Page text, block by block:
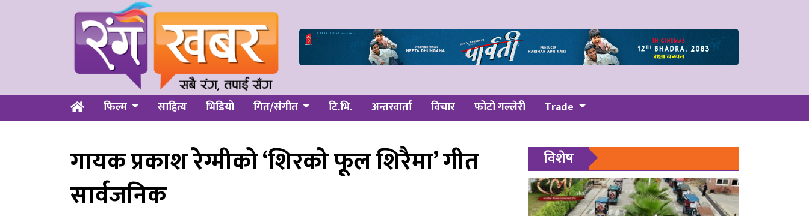
फिल्म साहित्य भिडियो गित/संगीत टि.भि. अन्तरवार्ता विचार फोटो गल्लेरी Trade
गायक प्रकाश रेग्मीको ‘शिरको फूल शिरैमा’ गीत
सार्वजनिक
विशेष